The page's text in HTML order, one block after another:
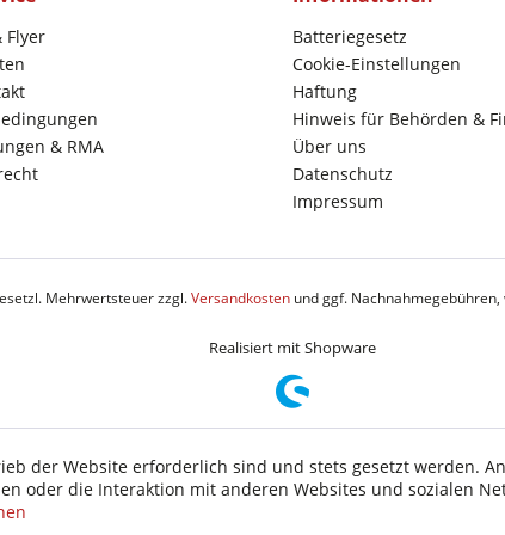
Flyer
& RMA
Batteriegesetz
Cookie-Einstellungen
Haftung
Hinweis für Behörden &
Über uns
Datenschutz
Impressum
Mehrwertsteuer zzgl.Versandkostenund ggf.
Realisiert mit Shopware
der Website erforderlich sind und stets gesetzt werden.
oder die Interaktion mit anderen Websites und sozialen